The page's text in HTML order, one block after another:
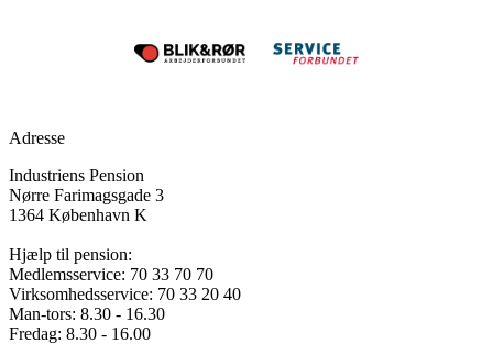
Adresse
Industriens Pension
Nørre Farimagsgade 3
1364 København K
Hjælp til pension:
Medlemsservice: 70 33 70 70
Virksomhedsservice: 70 33 20 40
Man-tors: 8.30 - 16.30
Fredag: 8.30 - 16.00